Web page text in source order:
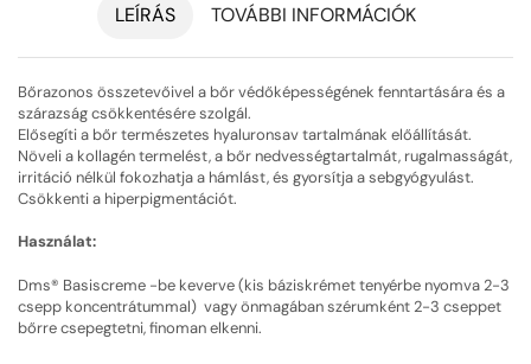
LEÍRÁS TOVÁBBI INFORMÁCIÓK
Bőrazonos összetevőivel a bőr védőképességének fenntartására és a
szárazság csökkentésére szolgál.
Elősegíti a bőr természetes hyaluronsav tartalmának előállítását.
Növeli a kollagén termelést, a bőr nedvességtartalmát, rugalmasságát,
irritáció nélkül fokozhatja a hámlást, és gyorsítja a sebgyógyulást.
Csökkenti a hiperpigmentációt.
Használat:
Dms® Basiscreme -be keverve (kis báziskrémet tenyérbe nyomva 2-3
csepp koncentrátummal) vagy önmagában szérumként 2-3 cseppet
bőrre csepegtetni, finoman elkenni.